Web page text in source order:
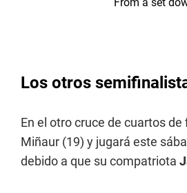
Los otros
En el otro cruce de cuartos de
Miñaur (19) y jugará este
debido a que su compatriota